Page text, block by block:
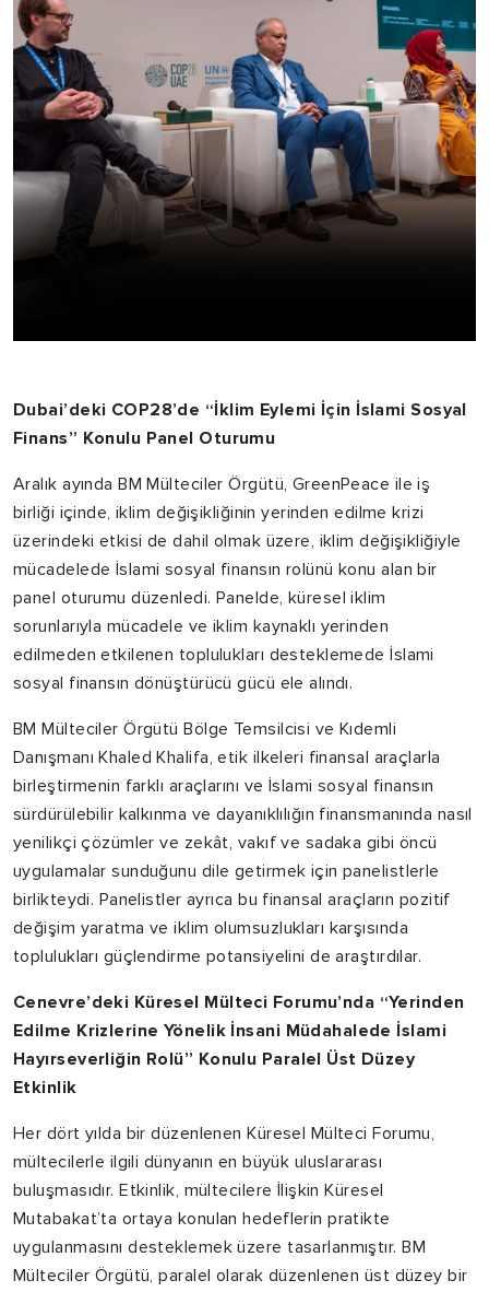
Dubai’deki COP28’de “İklim Eylemi İçin İslami Sosyal
Finans” Konulu Panel Oturumu
Aralık ayında BM Mülteciler Örgütü, GreenPeace ile iş
birliği içinde, iklim değişikliğinin yerinden edilme krizi
üzerindeki etkisi de dahil olmak üzere, iklim değişikliğiyle
mücadelede İslami sosyal finansın rolünü konu alan bir
panel oturumu düzenledi. Panelde, küresel iklim
sorunlarıyla mücadele ve iklim kaynaklı yerinden
edilmeden etkilenen toplulukları desteklemede İslami
sosyal finansın dönüştürücü gücü ele alındı.
BM Mülteciler Örgütü Bölge Temsilcisi ve Kıdemli
Danışmanı Khaled Khalifa, etik ilkeleri finansal araçlarla
birleştirmenin farklı araçlarını ve İslami sosyal finansın
sürdürülebilir kalkınma ve dayanıklılığın finansmanında nasıl
yenilikçi çözümler ve zekât, vakıf ve sadaka gibi öncü
uygulamalar sunduğunu dile getirmek için panelistlerle
birlikteydi. Panelistler ayrıca bu finansal araçların pozitif
değişim yaratma ve iklim olumsuzlukları karşısında
toplulukları güçlendirme potansiyelini de araştırdılar.
Cenevre’deki Küresel Mülteci Forumu’nda “Yerinden
Edilme Krizlerine Yönelik İnsani Müdahalede İslami
Hayırseverliğin Rolü” Konulu Paralel Üst Düzey
Etkinlik
Her dört yılda bir düzenlenen Küresel Mülteci Forumu,
mültecilerle ilgili dünyanın en büyük uluslararası
buluşmasıdır. Etkinlik, mültecilere İlişkin Küresel
Mutabakat’ta ortaya konulan hedeflerin pratikte
uygulanmasını desteklemek üzere tasarlanmıştır. BM
Mülteciler Örgütü, paralel olarak düzenlenen üst düzey bir